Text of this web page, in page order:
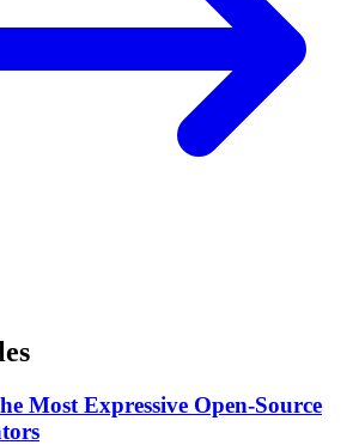
Most Expressive Open-Source